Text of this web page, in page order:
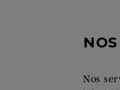
Nos